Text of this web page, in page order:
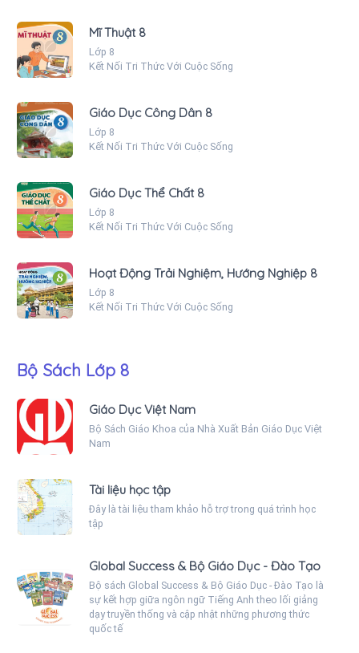
Mĩ Thuật 8
Lớp 8
Kết Nối Tri Thức Với Cuộc Sống
Giáo Dục Công Dân 8
Lớp 8
Kết Nối Tri Thức Với Cuộc Sống
Giáo Dục Thể Chất 8
Lớp 8
Kết Nối Tri Thức Với Cuộc Sống
Hoạt Động Trải Nghiệm, Hướng Nghiệp 8
Lớp 8
Kết Nối Tri Thức Với Cuộc Sống
Bộ Sách Lớp 8
Giáo Dục Việt Nam
Bộ Sách Giáo Khoa của Nhà Xuất Bản Giáo Dục Việt
Nam
Tài liệu học tập
Đây là tài liệu tham khảo hỗ trợ trong quá trình học
tập
Global Success & Bộ Giáo Dục - Đào Tạo
Bộ sách Global Success & Bộ Giáo Dục - Đào Tạo là
sự kết hợp giữa ngôn ngữ Tiếng Anh theo lối giảng
dạy truyền thống và cập nhật những phương thức
quốc tế